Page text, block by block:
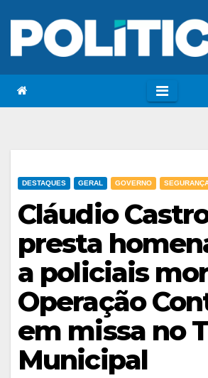
DESTAQUES GERAL GOVERNO
Cláudio
presta
a policiais
Operação
em missa no
Municipal